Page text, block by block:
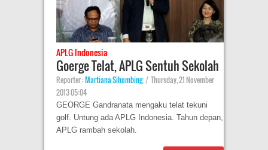
APLG Indonesia
Goerge Telat, APLG Sentuh Sekolah
Reporter :Martiana Sihombing | Thursday, 21 November
2013 05:04
GEORGE Gandranata mengaku telat tekuni
golf. Untung ada APLG Indonesia. Tahun depan,
APLG rambah sekolah.